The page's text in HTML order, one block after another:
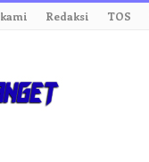
Redaksi TOS